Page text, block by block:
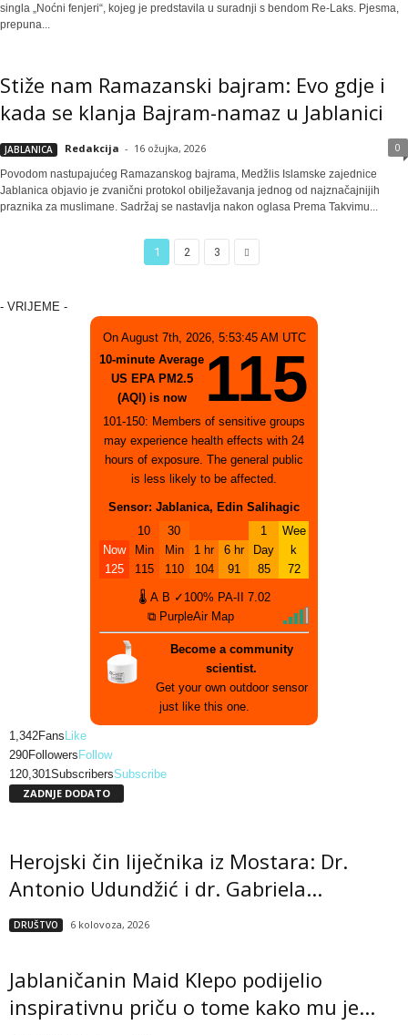
singla „Noćni fenjeri“, kojeg je predstavila u suradnji s bendom Re-Laks. Pjesma,
prepuna...
Stiže nam Ramazanski bajram: Evo gdje i
kada se klanja Bajram-namaz u Jablanici
JABLANICA Redakcija - 16 ožujka, 2026 0
Povodom nastupajućeg Ramazanskog bajrama, Medžlis Islamske zajednice
Jablanica objavio je zvanični protokol obilježavanja jednog od najznačajnijih
praznika za muslimane. Sadržaj se nastavlja nakon oglasa Prema Takvimu...
1 2 3
- VRIJEME -
On August 7th, 2026, 5:53:45 AM UTC
10-minute Average
US EPA PM2.5
(AQI) is now
115
101-150: Members of sensitive groups
may experience health effects with 24
hours of exposure. The general public
is less likely to be affected.
Sensor: Jablanica, Edin Salihagic
Now
125
10
Min
115
30
Min
110
1 hr
104
6 hr
91
1
Day
85
Wee
k
72
🌡 A B ✓100% PA-II 7.02
⧉ PurpleAir Map
Become a community
scientist.
Get your own outdoor sensor
just like this one.
1,342FansLike
290FollowersFollow
120,301SubscribersSubscribe
ZADNJE DODATO
Herojski čin liječnika iz Mostara: Dr.
Antonio Udundžić i dr. Gabriela...
DRUŠTVO 6 kolovoza, 2026
Jablaničanin Maid Klepo podijelio
inspirativnu priču o tome kako mu je...